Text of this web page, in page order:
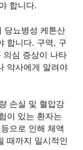
합니다.
당뇨병성 케톤산
합니다. 구역, 구
의심 증상이 나타
약사에게 알려야
손실 및 혈압강
이 있는 환자는
으로 인해 체액
때까지 일시적인